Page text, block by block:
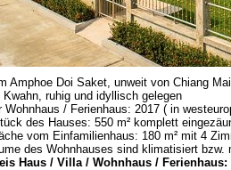
Amphoe Doi Saket, unweit von Chiang
Kwahn, ruhig und idyllisch gelegen
Wohnhaus / Ferienhaus: 2017 ( in
des Hauses: 550 m² komplett
vom Einfamilienhaus: 180 m² mit 4
des Wohnhauses sind klimatisiert bzw.
Haus / Villa / Wohnhaus / Ferienhaus: